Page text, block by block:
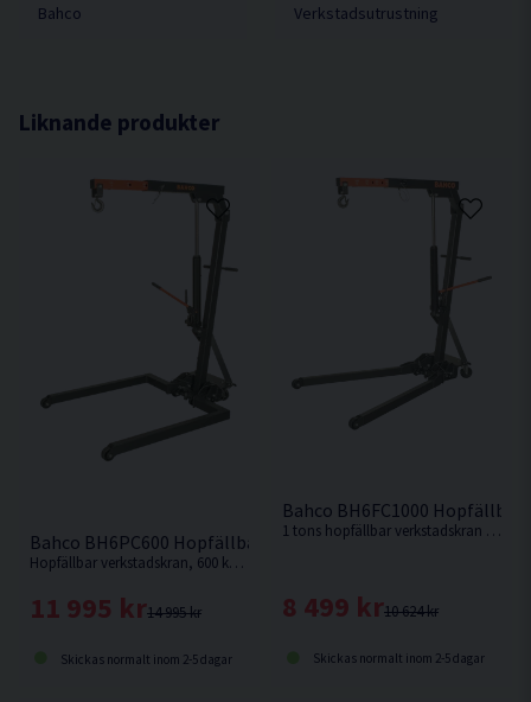
Bahco Verkstadsutrustning
Liknande produkter
Bahco BH6PC600 Hopfällbar Verkstadskran <600kg
Hopfällbar verkstadskran, 600 kg, för att lyfta och stötta en mängd olika tunga fordonsdelar, t.ex. motorer, växellådor m.m.
14 995 kr
11 995 kr
Skickas normalt inom 2-5 dagar
Bahco BH6FC1000
1 tons hopfällbar verkstadskran för att lyfta och stötta en mängd olika tunga fordonsdelar, t.ex. motorer, växellådor m.m.
10 624 kr
8 499 kr
Skickas normalt inom 2-5 dagar